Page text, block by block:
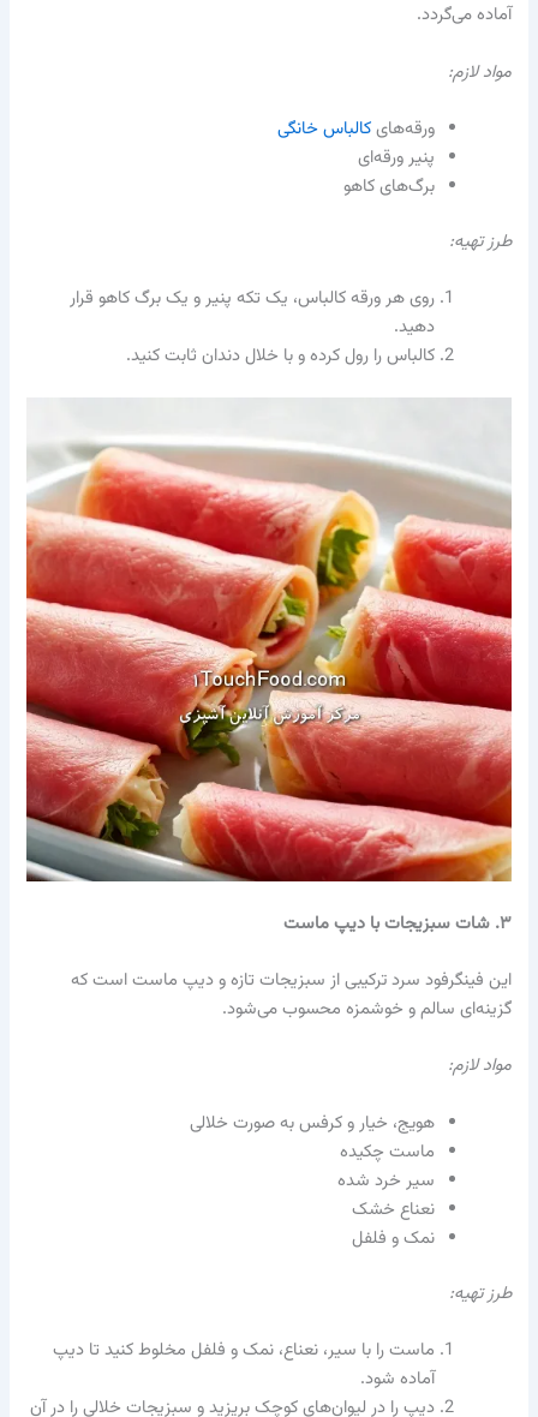
آماده می‌گردد.
مواد لازم:
ورقه‌هایکالباس خانگی
پنیر ورقه‌ای
برگ‌های کاهو
طرز تهیه:
روی هر ورقه کالباس، یک تکه پنیر و یک برگ کاهو قرار
دهید.
کالباس را رول کرده و با خلال دندان ثابت کنید.
۳. شات سبزیجات با دیپ ماست
این فینگرفود سرد ترکیبی از سبزیجات تازه و دیپ ماست است که
گزینه‌ای سالم و خوشمزه محسوب می‌شود.
مواد لازم:
هویج، خیار و کرفس به صورت خلالی
ماست چکیده
سیر خرد شده
نعناع خشک
نمک و فلفل
طرز تهیه:
ماست را با سیر، نعناع، نمک و فلفل مخلوط کنید تا دیپ
آماده شود.
دیپ را در لیوان‌های کوچک بریزید و سبزیجات خلالی را در آن